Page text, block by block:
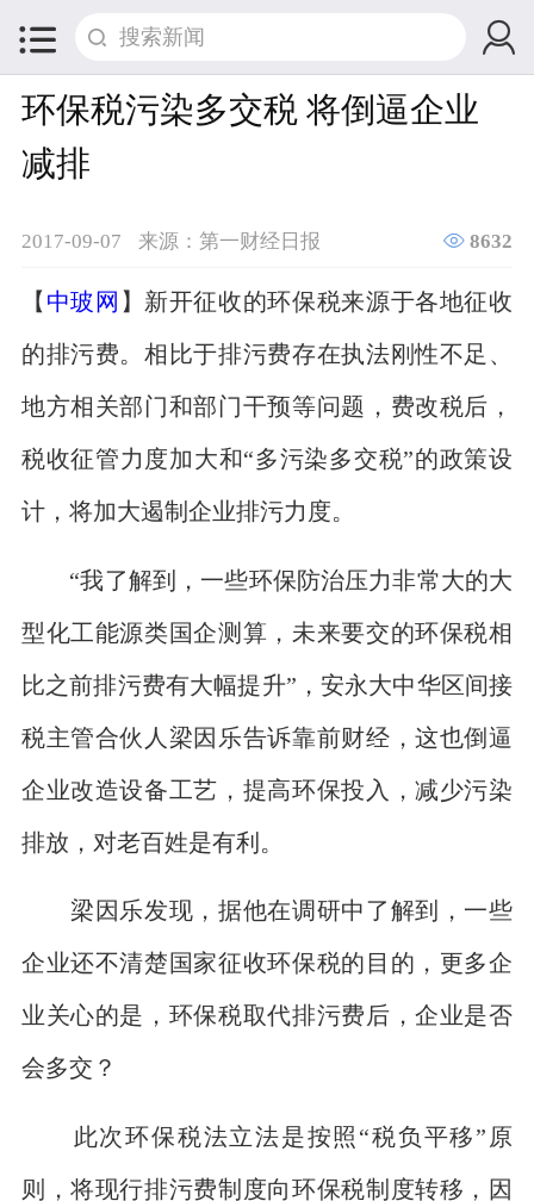
 
环保税污染多交税 将倒逼企业
减排
2017-09-07 来源：第一财经日报  8632
【 中玻网 】新开征收的环保税来源于各地征收
的排污费。相比于排污费存在执法刚性不足、
地方相关部门和部门干预等问题，费改税后，
税收征管力度加大和“多污染多交税”的政策设
计，将加大遏制企业排污力度。
“我了解到，一些环保防治压力非常大的大
型化工能源类国企测算，未来要交的环保税相
比之前排污费有大幅提升”，安永大中华区间接
税主管合伙人梁因乐告诉靠前财经，这也倒逼
企业改造设备工艺，提高环保投入，减少污染
排放，对老百姓是有利。
梁因乐发现，据他在调研中了解到，一些
企业还不清楚国家征收环保税的目的，更多企
业关心的是，环保税取代排污费后，企业是否
会多交？
此次环保税法立法是按照“税负平移”原
则，将现行排污费制度向环保税制度转移，因